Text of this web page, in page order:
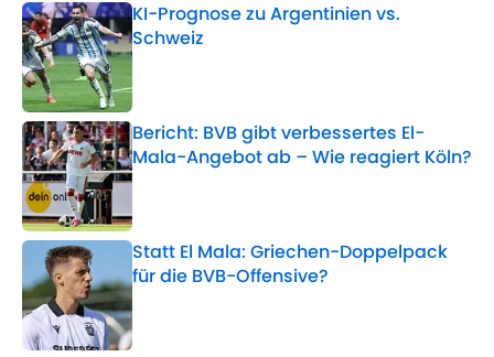
KI-Prognose zu Argentinien vs.
Schweiz
Published by on Invalid Date
Bericht: BVB gibt verbessertes El-
Mala-Angebot ab – Wie reagiert Köln?
Published by on Invalid Date
Statt El Mala: Griechen-Doppelpack
für die BVB-Offensive?
Published by on Invalid Date